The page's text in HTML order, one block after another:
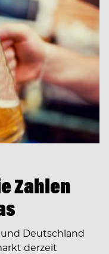
Zahlen
Deutschland
derzeit